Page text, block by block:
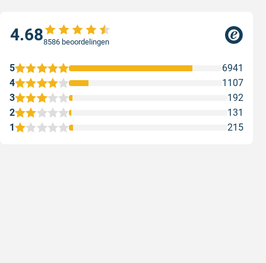
4.688586 beoordelingen
1 215
2 131
3 192
4 1107
5 6941